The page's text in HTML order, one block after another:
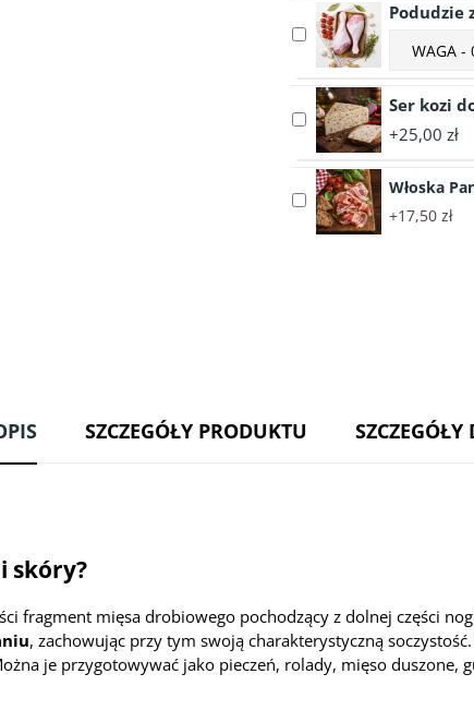
Musztarda
Dijon
Maille
215g
Select
accessory
indyka
Podudzie
Choose
accessory
Podudzie
z
Select
accessory
Ser
kozi
dojrzewający
Ser kozi
+25,00 zł
Select
accessory
Włoska
+17,50 zł
SZCZEGÓŁY PRODUKTU SZCZEGÓŁY
skóry?
fragment mięsa drobiowego pochodzący z dolnej części
, zachowując przy tym swoją charakterystyczną
je przygotowywać jako pieczeń, rolady, mięso duszone,